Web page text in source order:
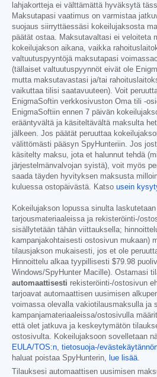
lahjakortteja ei välttämättä hyväksytä
Maksutapasi vaatimus on varmistaa
suojaus siirryttäessäsi kokeilujaksosta
päätät ostaa. Maksutavaltasi ei veloiteta
kokeilujakson aikana, vaikka
valtuutuspyyntöjä maksutapasi
(tällaiset valtuutuspyynnöt eivät ole
mutta maksutavastasi ja/tai
vaikuttaa tilisi saatavuuteen). Voit
EnigmaSoftin verkkosivuston Oma tili -
EnigmaSoftiin ennen 7 päivän
erääntyvältä ja käsiteltävältä maksulta
jälkeen. Jos päätät peruuttaa
välittömästi pääsyn SpyHunteriin. Jos
käsitelty maksu, jota et halunnut tehdä
järjestelmänvalvojan syistä), voit myös
saada täyden hyvityksen maksusta
kuluessa ostopäivästä. Katso usein
Kokeilujakson lopussa sinulta
tarjousmateriaaleissa ja rekisteröinti-/
sisällytetään tähän viittauksella;
kampanjakohtaisesti ostosivun mukaan)
tilausjakson mukaisesti, jos et ole
Hinnoittelu alkaa tyypillisesti $79.98
Windows/SpyHunter Macille). Ostamasi
automaattisesti rekisteröinti-/ostosivun
tarjoavat automaattisen uusimisen
voimassa olevalla vakiotilausmaksulla ja
kampanjamateriaaleissa/ostosivulla
että olet jatkuva ja keskeytymätön
ostosivulta. Kokeilujaksoon sovelletaan
EULA/TOS:n tietosuoja-/
haluat poistaa SpyHunterin,
lue lisää
Tilauksesi automaattisen uusimisen